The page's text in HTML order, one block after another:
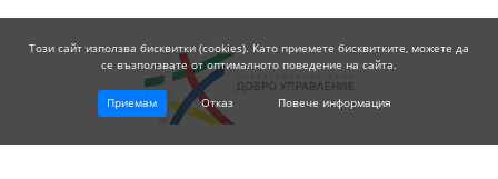
Този сайт използва бисквитки (cookies). Като приемете бисквитките, можете да
се възползвате от оптималното поведение на сайта.
Приемам Отказ Повече информация